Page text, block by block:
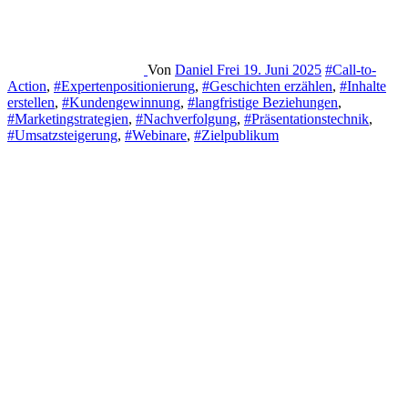
Von Daniel Frei 19. Juni 2025 #Call-to-
Action, #Expertenpositionierung, #Geschichten erzählen, #Inhalte
erstellen, #Kundengewinnung, #langfristige Beziehungen,
#Marketingstrategien, #Nachverfolgung, #Präsentationstechnik,
#Umsatzsteigerung, #Webinare, #Zielpublikum